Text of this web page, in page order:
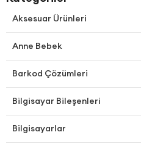
Aksesuar Ürünleri
Anne Bebek
Barkod Çözümleri
Bilgisayar Bileşenleri
Bilgisayarlar